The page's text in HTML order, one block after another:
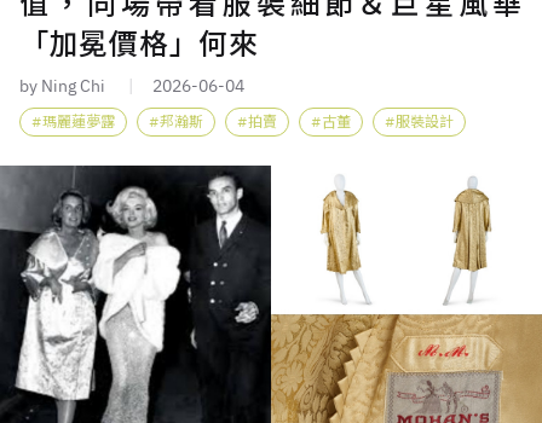
「加冕價格」何來
by Ning Chi 2026-06-04
瑪麗蓮夢露 邦瀚斯 拍賣 古董 服裝設計